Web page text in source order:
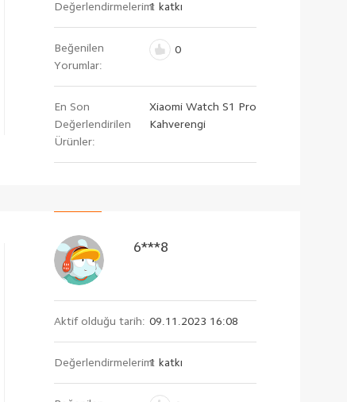
Değerlendirmelerim:1 katkı
Beğenilen
Yorumlar:
0
En Son
Değerlendirilen
Ürünler:
Xiaomi Watch S1 Pro
Kahverengi
6***8
Aktif olduğu tarih: 09.11.2023 16:08
Değerlendirmelerim:1 katkı